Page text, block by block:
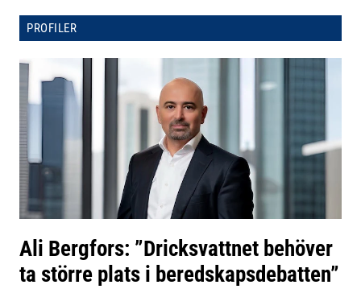
PROFILER
Ali Bergfors: ”Dricksvattnet behöver
ta större plats i beredskapsdebatten”